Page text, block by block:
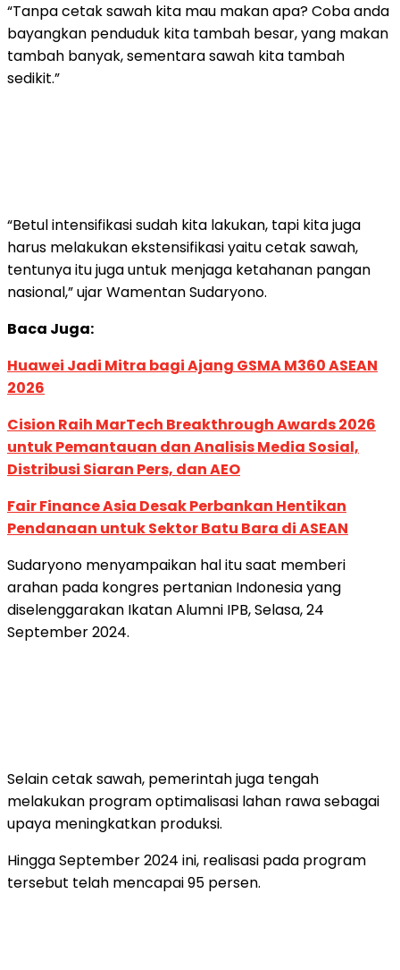
“Tanpa cetak sawah kita mau makan apa? Coba anda
bayangkan penduduk kita tambah besar, yang makan
tambah banyak, sementara sawah kita tambah
sedikit.”
“Betul intensifikasi sudah kita lakukan, tapi kita juga
harus melakukan ekstensifikasi yaitu cetak sawah,
tentunya itu juga untuk menjaga ketahanan pangan
nasional,” ujar Wamentan Sudaryono.
Baca Juga:
Huawei Jadi Mitra bagi Ajang GSMA M360 ASEAN
2026
Cision Raih MarTech Breakthrough Awards 2026
untuk Pemantauan dan Analisis Media Sosial,
Distribusi Siaran Pers, dan AEO
Fair Finance Asia Desak Perbankan Hentikan
Pendanaan untuk Sektor Batu Bara di ASEAN
Sudaryono menyampaikan hal itu saat memberi
arahan pada kongres pertanian Indonesia yang
diselenggarakan Ikatan Alumni IPB, Selasa, 24
September 2024.
Selain cetak sawah, pemerintah juga tengah
melakukan program optimalisasi lahan rawa sebagai
upaya meningkatkan produksi.
Hingga September 2024 ini, realisasi pada program
tersebut telah mencapai 95 persen.